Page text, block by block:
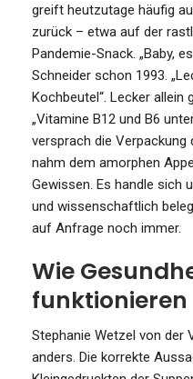
greift heutzutage häufig
zurück – etwa auf der
Pandemie-Snack. „Baby,
Schneider schon 1993.
Kochbeutel“. Lecker allein
„Vitamine B12 und B6
versprach die Verpackung
nahm dem amorphen
Gewissen. Es handle sich
und wissenschaftlich
auf Anfrage noch immer.
Wie
funktionieren
Stephanie Wetzel von der
anders. Die korrekte